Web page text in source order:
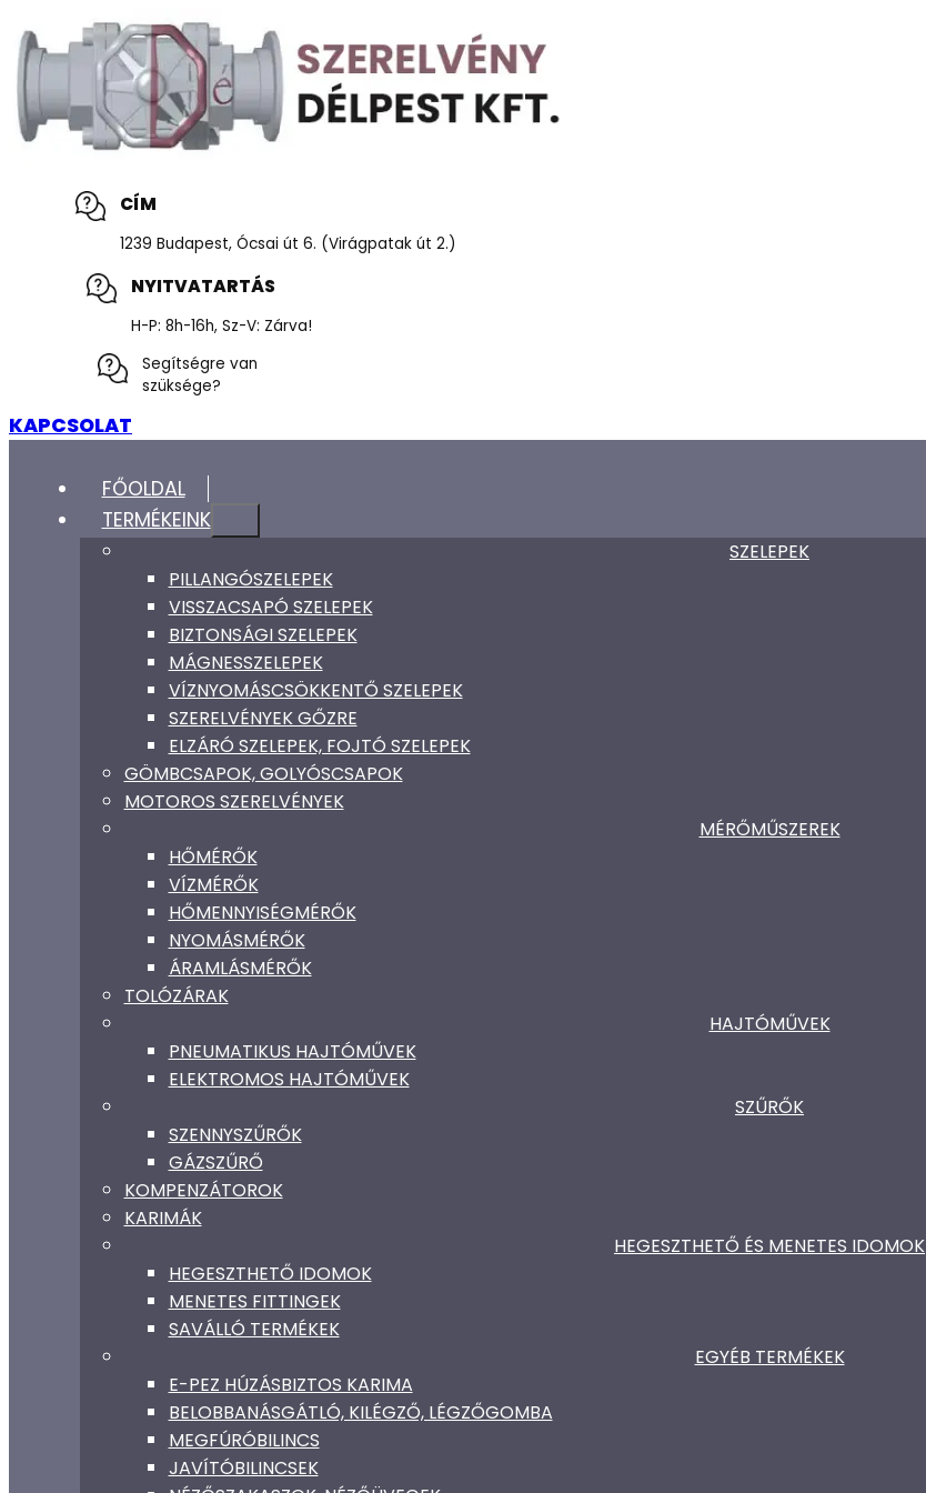
CÍM
1239 Budapest, Ócsai út 6. (Virágpatak út 2.)
NYITVATARTÁS
H-P: 8h-16h, Sz-V: Zárva!
Segítségre van
szüksége?
KAPCSOLAT
FŐOLDAL
TERMÉKEINK
SZELEPEK
PILLANGÓSZELEPEK
VISSZACSAPÓ SZELEPEK
BIZTONSÁGI SZELEPEK
MÁGNESSZELEPEK
VÍZNYOMÁSCSÖKKENTŐ SZELEPEK
SZERELVÉNYEK GŐZRE
ELZÁRÓ SZELEPEK, FOJTÓ SZELEPEK
GÖMBCSAPOK, GOLYÓSCSAPOK
MOTOROS SZERELVÉNYEK
MÉRŐMŰSZEREK
HŐMÉRŐK
VÍZMÉRŐK
HŐMENNYISÉGMÉRŐK
NYOMÁSMÉRŐK
ÁRAMLÁSMÉRŐK
TOLÓZÁRAK
HAJTÓMŰVEK
PNEUMATIKUS HAJTÓMŰVEK
ELEKTROMOS HAJTÓMŰVEK
SZŰRŐK
SZENNYSZŰRŐK
GÁZSZŰRŐ
KOMPENZÁTOROK
KARIMÁK
HEGESZTHETŐ ÉS MENETES IDOMOK
HEGESZTHETŐ IDOMOK
MENETES FITTINGEK
SAVÁLLÓ TERMÉKEK
EGYÉB TERMÉKEK
E-PEZ HÚZÁSBIZTOS KARIMA
BELOBBANÁSGÁTLÓ, KILÉGZŐ, LÉGZŐGOMBA
MEGFÚRÓBILINCS
JAVÍTÓBILINCSEK